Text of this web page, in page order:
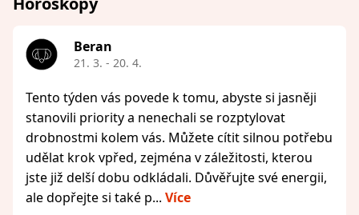
Beran
21. 3. - 20. 4.
Tento týden vás povede k tomu, abyste si jasněji
stanovili priority a nenechali se rozptylovat
drobnostmi kolem vás. Můžete cítit silnou potřebu
udělat krok vpřed, zejména v záležitosti, kterou
jste již delší dobu odkládali. Důvěřujte své energii,
ale dopřejte si také p... Více